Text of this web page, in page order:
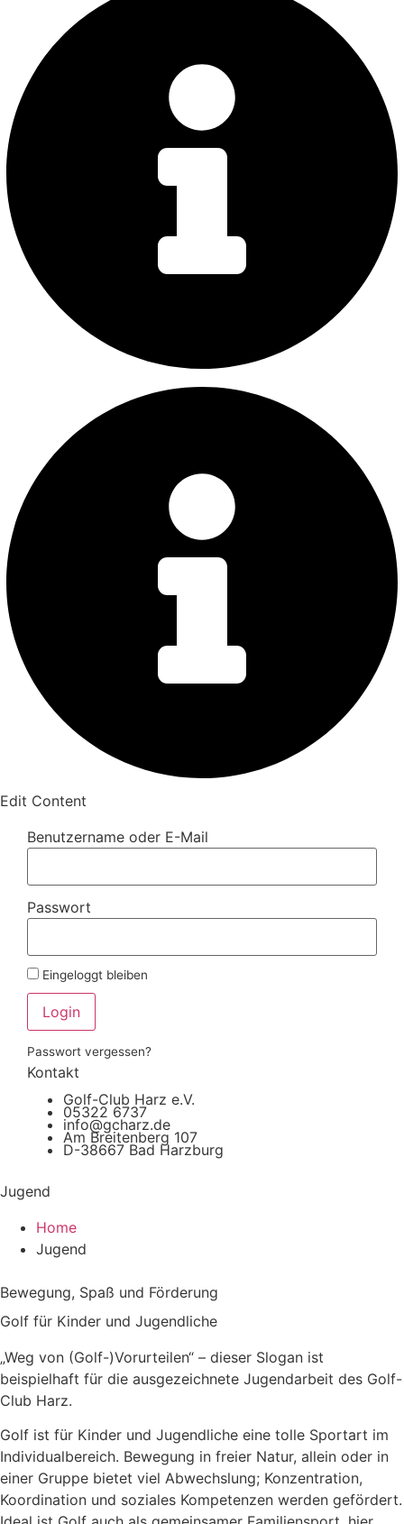
Edit Content
Benutzername oder E-Mail
Passwort
Eingeloggt bleiben
Login
Passwort vergessen?
Kontakt
Golf-Club Harz e.V.
05322 6737
info@gcharz.de
Am Breitenberg 107
D-38667 Bad Harzburg
Jugend
Home
Jugend
Bewegung, Spaß und Förderung
Golf für Kinder und Jugendliche
„Weg von (Golf-)Vorurteilen“ – dieser Slogan ist
beispielhaft für die ausgezeichnete Jugendarbeit des Golf-
Club Harz.
Golf ist für Kinder und Jugendliche eine tolle Sportart im
Individualbereich. Bewegung in freier Natur, allein oder in
einer Gruppe bietet viel Abwechslung; Konzentration,
Koordination und soziales Kompetenzen werden gefördert.